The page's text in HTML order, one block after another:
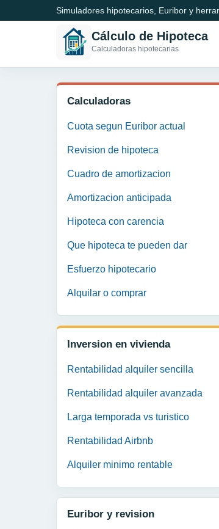
Simuladores hipotecarios, Euribor y
Cálculo de Hipoteca
Calculadoras hipotecarias
Calculadoras
Cuota segun Euribor actual
Revision de hipoteca
Cuadro de amortizacion
Amortizacion anticipada
Hipoteca con carencia
Que hipoteca te pueden dar
Esfuerzo hipotecario
Alquilar o comprar
Inversion en vivienda
Rentabilidad alquiler sencilla
Rentabilidad alquiler avanzada
Larga temporada vs turistico
Rentabilidad Airbnb
Alquiler minimo rentable
Euribor y revision